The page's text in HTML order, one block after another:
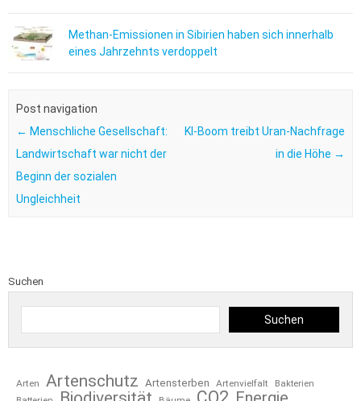
Methan-Emissionen in Sibirien haben sich innerhalb
eines Jahrzehnts verdoppelt
Post navigation
← Menschliche Gesellschaft:
Landwirtschaft war nicht der
Beginn der sozialen
Ungleichheit
KI-Boom treibt Uran-Nachfrage
in die Höhe →
Suchen
Suchen
Arten Artenschutz Artensterben Artenvielfalt
Bakterien